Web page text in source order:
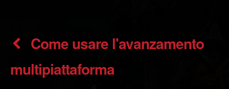
Come usare l'avanzamento
multipiattaforma